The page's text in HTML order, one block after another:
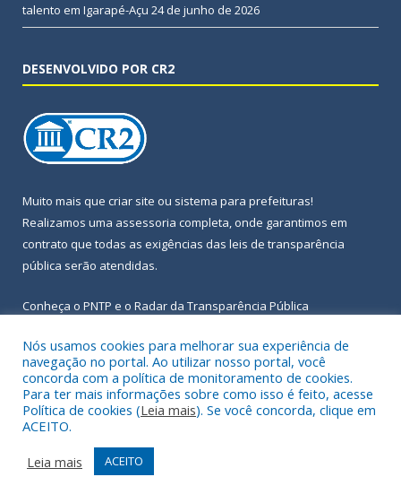
talento em Igarapé-Açu 24 de junho de 2026
DESENVOLVIDO POR CR2
Muito mais que criar site ou sistema para prefeituras!
Realizamos uma assessoria completa, onde garantimos em
contrato que todas as exigências das leis de transparência
pública serão atendidas.
Conheça o PNTP e o Radar da Transparência Pública
Todos os direitos reservados a Prefeitura Municipal de Igarapé-
Açu.
Frequência Online
Nós usamos cookies para melhorar sua experiência de
navegação no portal. Ao utilizar nosso portal, você
concorda com a política de monitoramento de cookies.
Para ter mais informações sobre como isso é feito, acesse
Política de cookies (Leia mais). Se você concorda, clique em
ACEITO.
Leia mais
ACEITO